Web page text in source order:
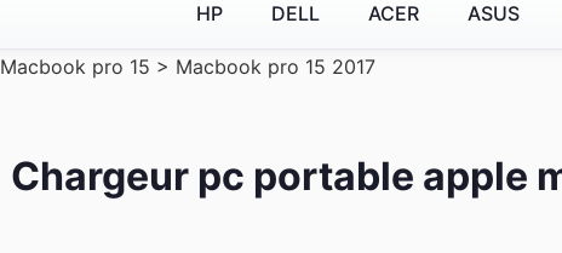
HP DELL ACER ASUS
Macbook pro 15 > Macbook pro 15 2017
Chargeur pc portable apple